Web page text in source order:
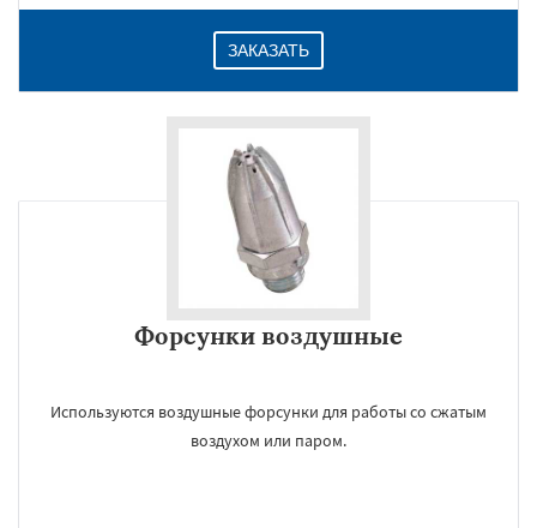
ЗАКАЗАТЬ
Форсунки воздушные
Используются воздушные форсунки для работы со сжатым
воздухом или паром.